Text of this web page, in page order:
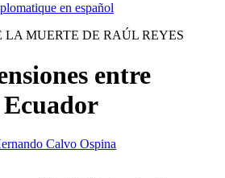
en español
LA MUERTE DE RAÚL REYES
entre
Calvo Ospina